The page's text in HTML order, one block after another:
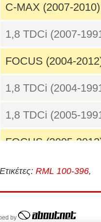
C-MAX (2007-2010)
1,8 TDCi (2007-
FOCUS (2004-
1,8 TDCi (2004-
1,8 TDCi (2005-
FOCUS (2005-
1,8 TDCi (2005-
FOCUS C-MAX
Ετικέτες: RML 100-396,
by